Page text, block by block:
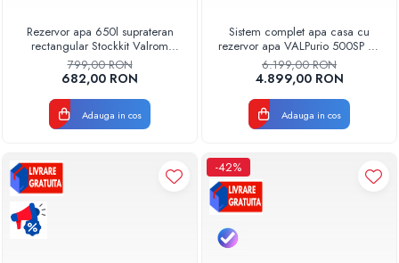
Centrale peleti lemn
Rezervor apa 650l suprateran
rectangular Stockkit Valrom
49030650001
799,00 RON
682,00 RON
Adauga in cos
Sistem complet apa casa cu
rezervor apa VALPurio 500SP cu
pompa automata si ioni de argint
Model 2026
6.199,00 RON
4.899,00 RON
Adauga in cos
-42%